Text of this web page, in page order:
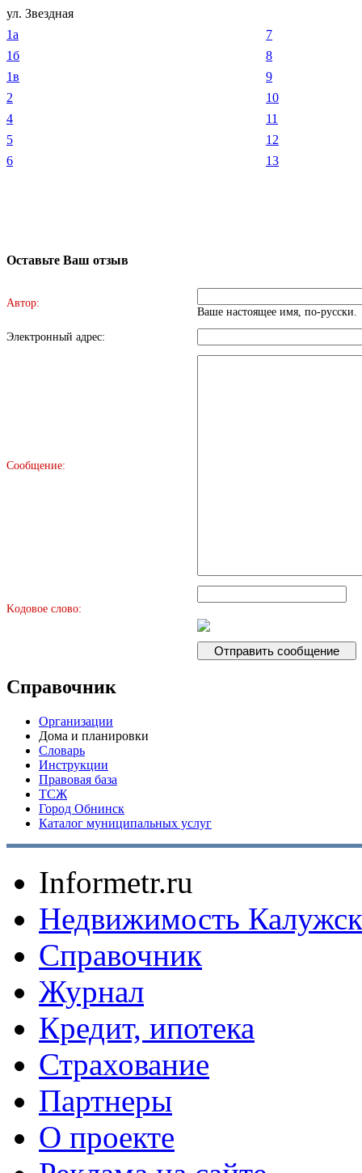
ул. Звездная
1а
1б
1в
2
4
5
6
7
8
9
10
11
12
13
Оставьте Ваш отзыв
Автор:
Ваше настоящее имя, по-русски.
Электронный адрес:
Сообщение:
Kодовое слово:
Справочник
Организации
Дома и планировки
Словарь
Инструкции
Правовая база
ТСЖ
Город Обнинск
Каталог муниципальных услуг
Informetr.ru
Недвижимость
Справочник
Журнал
Кредит, ипотека
Страхование
Партнеры
O проекте